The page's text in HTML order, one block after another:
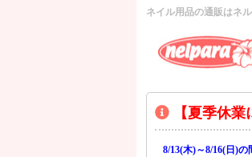
ネイル用品の通販はネ
【夏季休業
8/13(木)～8/16(日)